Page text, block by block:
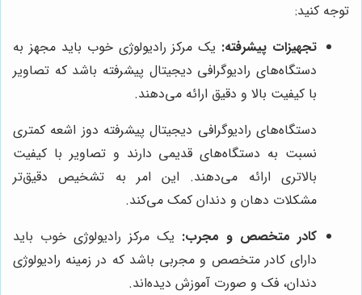
توجه کنید:
تجهیزات پیشرفته: یک مرکز رادیولوژی خوب باید مجهز به
دستگاه‌های رادیوگرافی دیجیتال پیشرفته باشد که تصاویر
با کیفیت بالا و دقیق ارائه می‌دهند.
دستگاه‌های رادیوگرافی دیجیتال پیشرفته دوز اشعه کمتری
نسبت به دستگاه‌های قدیمی دارند و تصاویر با کیفیت
بالاتری ارائه می‌دهند. این امر به تشخیص دقیق‌تر
مشکلات دهان و دندان کمک می‌کند.
کادر متخصص و مجرب: یک مرکز رادیولوژی خوب باید
دارای کادر متخصص و مجربی باشد که در زمینه رادیولوژی
دندان، فک و صورت آموزش دیده‌اند.